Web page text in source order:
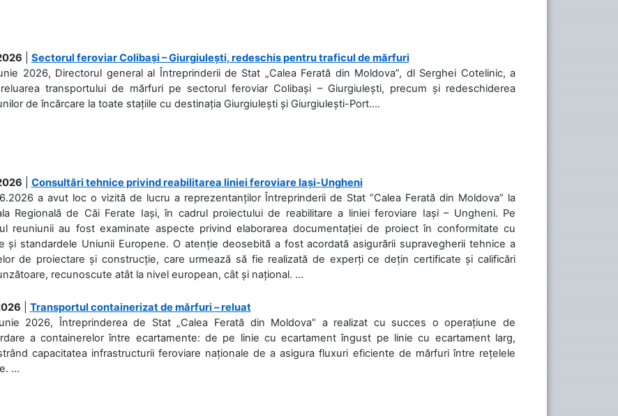
Sectorul feroviar Colibași – Giurgiulești, redeschis pentru traficul de mărfuri
2026, Directorul general al Întreprinderii de Stat „Calea Ferată din Moldova”, dl Serghei Cotelinic, a
transportului de mărfuri pe sectorul feroviar Colibași – Giurgiulești, precum și redeschiderea
de încărcare la toate stațiile cu destinația Giurgiulești și Giurgiulești-Port....
Consultări tehnice privind reabilitarea liniei feroviare Iași-Ungheni
a avut loc o vizită de lucru a reprezentanților Întreprinderii de Stat ”Calea Ferată din Moldova” la
Regională de Căi Ferate Iași, în cadrul proiectului de reabilitare a liniei feroviare Iași – Ungheni. Pe
reuniunii au fost examinate aspecte privind elaborarea documentației de proiect în conformitate cu
și standardele Uniunii Europene. O atenție deosebită a fost acordată asigurării supravegherii tehnice a
de proiectare și construcție, care urmează să fie realizată de experți ce dețin certificate și calificări
recunoscute atât la nivel european, cât și național. ...
Transportul containerizat de mărfuri – reluat
2026, Întreprinderea de Stat „Calea Ferată din Moldova” a realizat cu succes o operațiune de
a containerelor între ecartamente: de pe linie cu ecartament îngust pe linie cu ecartament larg,
capacitatea infrastructurii feroviare naționale de a asigura fluxuri eficiente de mărfuri între rețelele
...